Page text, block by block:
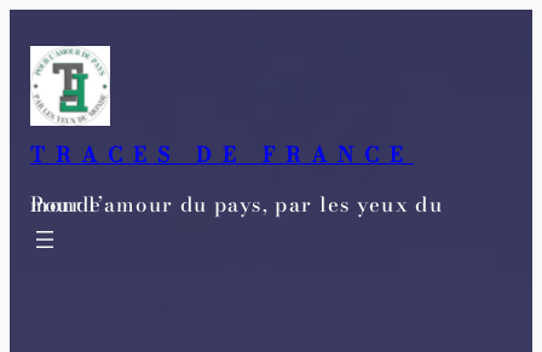
contenu
TRACES DE FRANCE
Pour l’amour du pays, par les yeux du monde